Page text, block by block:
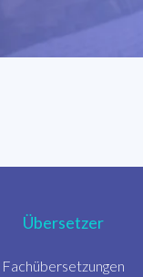
Übersetzer
Fachübersetzungen